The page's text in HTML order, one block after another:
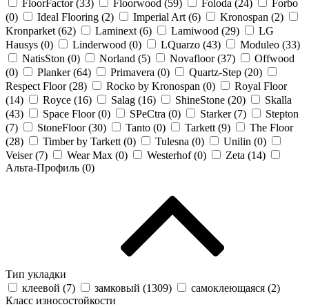
FloorFactor (33) Floorwood (59) Foloda (24)
Forbo
(0) Ideal Flooring (2) Imperial Art (6) Kronospan (2)
Kronparket (62) Laminext (6) Lamiwood (29)
LG
Hausys (0) Linderwood (0) LQuarzo (43) Moduleo (33)
NatisSton (0) Norland (5) Novafloor (37)
Offwood
(0) Planker (64) Primavera (0) Quartz-Step (20)
Respect Floor (28) Rocko by Kronospan (0)
Royal Floor
(14) Royce (16) Salag (16) ShineStone (20)
Skalla
(43) Space Floor (0) SPeCtra (0) Starker (7)
Stepton
(7) StoneFloor (30) Tanto (0) Tarkett (9)
The Floor
(28) Timber by Tarkett (0) Tulesna (0) Unilin (0)
Veiser (7) Wear Max (0) Westerhof (0) Zeta (14)
Альта-Профиль (0)
Тип укладки
клеевой (7) замковый (1309) самоклеющаяся (2)
Класс износостойкости